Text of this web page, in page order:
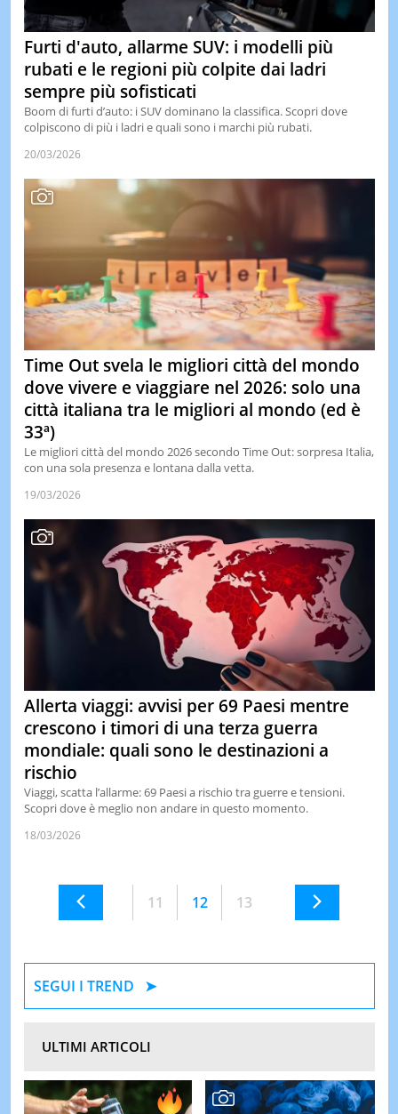
Furti d'auto, allarme SUV: i modelli più
rubati e le regioni più colpite dai ladri
sempre più sofisticati
Boom di furti d’auto: i SUV dominano la classifica. Scopri dove
colpiscono di più i ladri e quali sono i marchi più rubati.
20/03/2026
Time Out svela le migliori città del mondo
dove vivere e viaggiare nel 2026: solo una
città italiana tra le migliori al mondo (ed è
33ª)
Le migliori città del mondo 2026 secondo Time Out: sorpresa Italia,
con una sola presenza e lontana dalla vetta.
19/03/2026
Allerta viaggi: avvisi per 69 Paesi mentre
crescono i timori di una terza guerra
mondiale: quali sono le destinazioni a
rischio
Viaggi, scatta l’allarme: 69 Paesi a rischio tra guerre e tensioni.
Scopri dove è meglio non andare in questo momento.
18/03/2026
11 12 13
SEGUI I TREND
ULTIMI ARTICOLI